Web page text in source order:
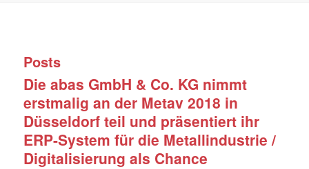
Posts
Die abas GmbH & Co. KG nimmt
erstmalig an der Metav 2018 in
Düsseldorf teil und präsentiert ihr
ERP-System für die Metallindustrie /
Digitalisierung als Chance